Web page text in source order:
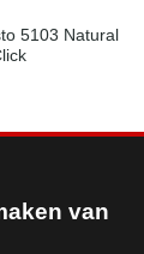
5103 Natural
van